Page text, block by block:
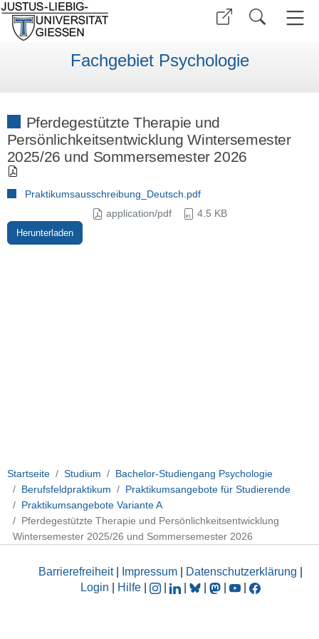
Fachgebiet Psychologie
Pferdegestützte Therapie und
Persönlichkeitsentwicklung Wintersemester
2025/26 und Sommersemester 2026
Praktikumsausschreibung_Deutsch.pdf
application/pdf
4.5 KB
Herunterladen
Startseite Studium
Bachelor-Studiengang Psychologie
Berufsfeldpraktikum
Praktikumsangebote für Studierende
Praktikumsangebote Variante A
Pferdegestützte Therapie und Persönlichkeitsentwicklung
Wintersemester 2025/26 und Sommersemester 2026
Barrierefreiheit| Impressum Datenschutzerklärung
Login
Hilfe